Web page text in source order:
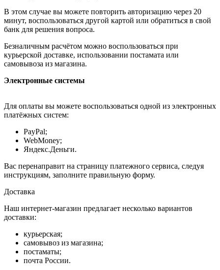
В этом случае вы можете повторить авторизацию через 20
минут, воспользоваться другой картой или обратиться в свой
банк для решения вопроса.
Безналичным расчётом можно воспользоваться при
курьерской доставке, использовании постамата или
самовывоза из магазина.
Электронные системы
Для оплаты вы можете воспользоваться одной из электронных
платёжных систем:
PayPal;
WebMoney;
Яндекс.Деньги.
Вас перенаправит на страницу платежного сервиса, следуя
инструкциям, заполните правильную форму.
Доставка
Наш интернет-магазин предлагает несколько вариантов
доставки:
курьерская;
самовывоз из магазина;
постаматы;
почта России.